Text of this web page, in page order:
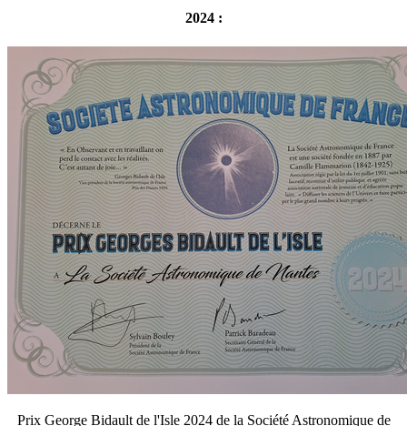
2024 :
Prix George Bidault de l'Isle 2024 de la Société Astronomique de